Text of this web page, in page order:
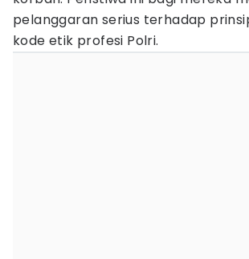
pelanggaran serius terhadap
kode etik profesi Polri.